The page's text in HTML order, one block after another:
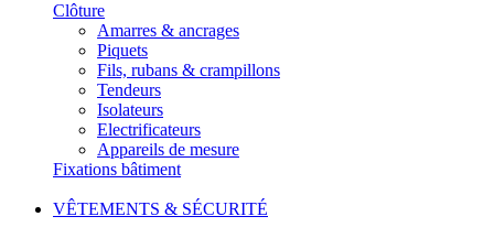
Clôture
Amarres & ancrages
Piquets
Fils, rubans & crampillons
Tendeurs
Isolateurs
Electrificateurs
Appareils de mesure
Fixations bâtiment
VÊTEMENTS & SÉCURITÉ